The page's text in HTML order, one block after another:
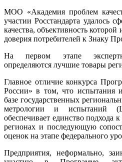
МОО «Академия проблем
участии Росстандарта удалось
качества, объективность
доверия потребителей к Знаку
На первом этапе
определяются лучшие товары
Главное отличие конкурса
России» в том, что испытания
базе государственных
метрологии и испытаний
обеспечивает единство подхода
регионах и последующую
оценок на этапе федерального
Предприятия, неформально,